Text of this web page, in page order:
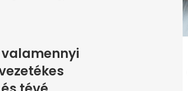
valamennyi